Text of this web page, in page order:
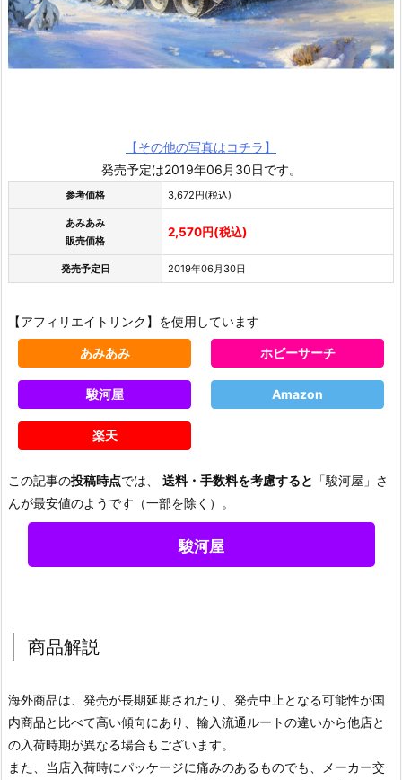
【その他の写真はコチラ】
発売予定は2019年06月30日です。
参考価格 3,672円(税込)
あみあみ
販売価格
2,570円(税込)
発売予定日 2019年06月30日
【アフィリエイトリンク】を使用しています
あみあみ ホビーサーチ
駿河屋 Amazon
楽天
この記事の投稿時点では、 送料・手数料を考慮すると 「駿河屋」さ
んが最安値のようです（一部を除く）。
駿河屋
商品解説
海外商品は、発売が長期延期されたり、発売中止となる可能性が国
内商品と比べて高い傾向にあり、輸入流通ルートの違いから他店と
の入荷時期が異なる場合もございます。
また、当店入荷時にパッケージに痛みのあるものでも、メーカー交